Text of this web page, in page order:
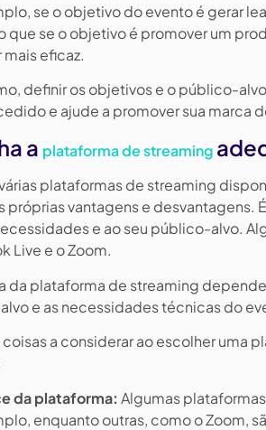
se o objetivo do evento é gerar
que se o objetivo é promover um
eficaz.
definir os objetivos e o público-
e ajude a promover sua marca
a plataforma de streaming
plataformas de streaming
próprias vantagens e
e ao seu público-alvo.
Live e o Zoom.
da plataforma de streaming
e as necessidades técnicas do
a considerar ao escolher uma
da plataforma: Algumas
enquanto outras, como o Zoom,